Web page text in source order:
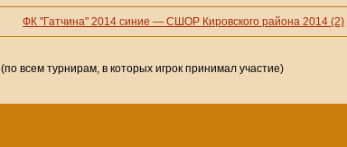
ФК "Гатчина" 2014 синие — СШОР Кировского района 2014 (2)
(по всем турнирам, в которых игрок принимал участие)